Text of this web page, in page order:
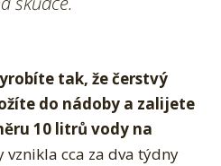
tak, že čerstvý
do nádoby a zalijete
10 litrů vody na
vznikla cca za dva týdny